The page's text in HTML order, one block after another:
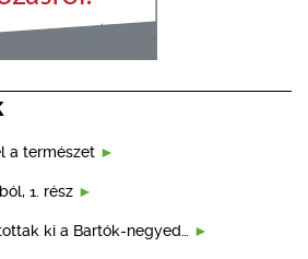
a természet
1. rész
ki a Bartók-negyed…